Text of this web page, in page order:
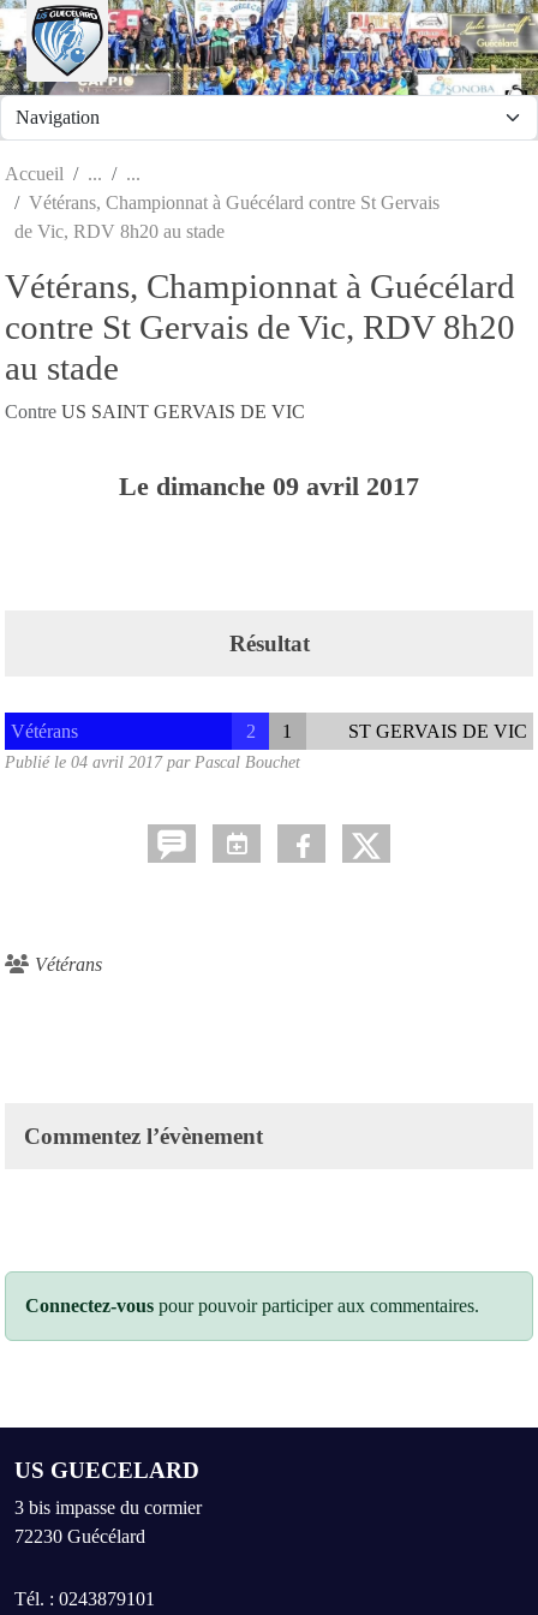
Accueil
Vétérans, Championnat à Guécélard contre St Gervais
de Vic, RDV 8h20 au stade
Vétérans, Championnat à Guécélard
contre St Gervais de Vic, RDV 8h20
au stade
Contre US SAINT GERVAIS DE VIC
Le dimanche 09 avril 2017
Résultat
Vétérans 2 1 ST GERVAIS DE VIC
Publié le 04 avril 2017par Pascal Bouchet
Vétérans
Commentez l’évènement
Connectez-vous pour pouvoir participer aux commentaires.
US GUECELARD
3 bis impasse du cormier
72230 Guécélard
Tél. : 0243879101
Panneau de gestion des cookies